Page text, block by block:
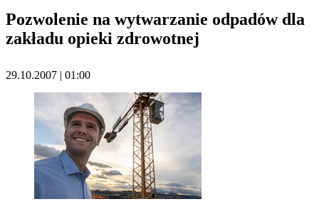
Pozwolenie na wytwarzanie odpadów dla
zakładu opieki zdrowotnej
29.10.2007 | 01:00